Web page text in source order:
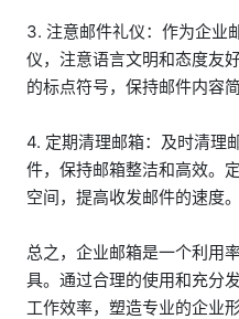
3. 注意邮件礼仪：作为企业
仪，注意语言文明和态度友
的标点符号，保持邮件内容简
4. 定期清理邮箱：及时清理
件，保持邮箱整洁和高效。
空间，提高收发邮件的速度。
总之，企业邮箱是一个利用
具。通过合理的使用和充分
工作效率，塑造专业的企业